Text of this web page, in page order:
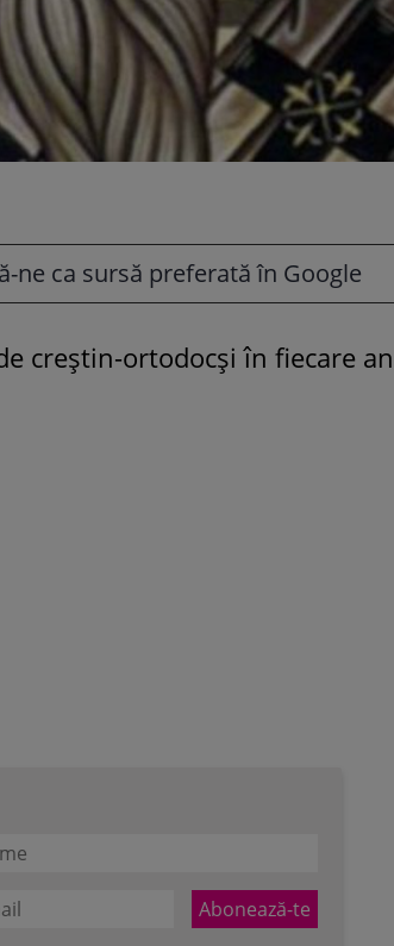
ne ca sursă preferată în Google
creștin-ortodocși în fiecare